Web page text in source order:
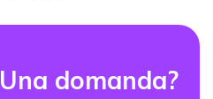
Una domanda?